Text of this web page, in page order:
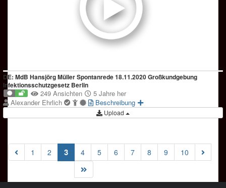
DE: MdB Hansjörg Müller Spontanrede 18.11.2020 Großkundgebung
Infektionsschutzgesetz Berlin
249 Ansichten
5 Jahre her
Alexander Ehrlich
Beschreibung
Upload
1 2 3(current)
4 5 6 7 8 9 10